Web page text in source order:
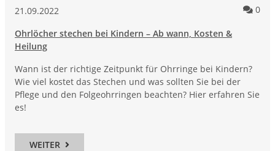
21.09.2022 0
Ohrlöcher stechen bei Kindern – Ab wann, Kosten &
Heilung
Wann ist der richtige Zeitpunkt für Ohrringe bei Kindern?
Wie viel kostet das Stechen und was sollten Sie bei der
Pflege und den Folgeohrringen beachten? Hier erfahren Sie
es!
WEITER